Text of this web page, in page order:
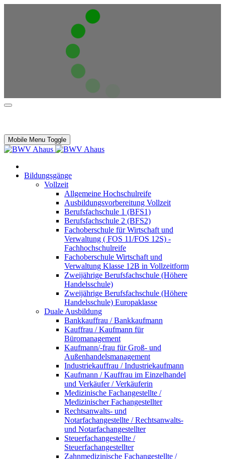
Mobile Menu Toggle
Bildungsgänge
Vollzeit
Allgemeine Hochschulreife
Ausbildungsvorbereitung Vollzeit
Berufsfachschule 1 (BFS1)
Berufsfachschule 2 (BFS2)
Fachoberschule für Wirtschaft und
Verwaltung ( FOS 11/FOS 12S) -
Fachhochschulreife
Fachoberschule Wirtschaft und
Verwaltung Klasse 12B in Vollzeitform
Zweijährige Berufsfachschule (Höhere
Handelsschule)
Zweijährige Berufsfachschule (Höhere
Handelsschule) Europaklasse
Duale Ausbildung
Bankkauffrau / Bankkaufmann
Kauffrau / Kaufmann für
Büromanagement
Kaufmann/-frau für Groß- und
Außenhandelsmanagement
Industriekauffrau / Industriekaufmann
Kaufmann / Kauffrau im Einzelhandel
und Verkäufer / Verkäuferin
Medizinische Fachangestellte /
Medizinischer Fachangestellter
Rechtsanwalts- und
Notarfachangestellte / Rechtsanwalts-
und Notarfachangestellter
Steuerfachangestellte /
Steuerfachangestellter
Zahnmedizinische Fachangestellte /